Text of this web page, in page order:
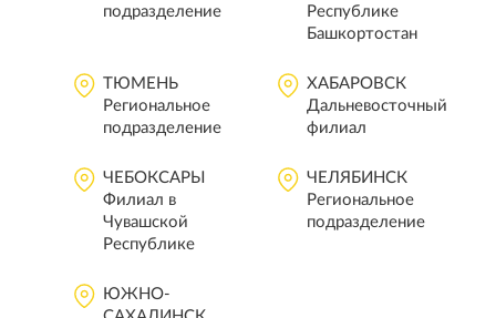
подразделение
Республике
Башкортостан
ТЮМЕНЬ
Региональное
подразделение
ХАБАРОВСК
Дальневосточный
филиал
ЧЕБОКСАРЫ
Филиал в
Чувашской
Республике
ЧЕЛЯБИНСК
Региональное
подразделение
ЮЖНО-